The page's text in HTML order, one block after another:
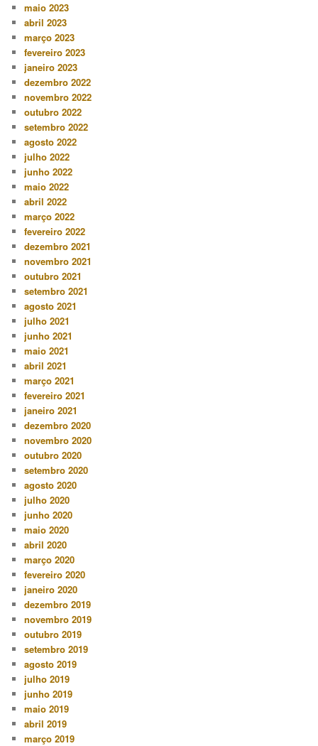
maio 2023
abril 2023
março 2023
fevereiro 2023
janeiro 2023
dezembro 2022
novembro 2022
outubro 2022
setembro 2022
agosto 2022
julho 2022
junho 2022
maio 2022
abril 2022
março 2022
fevereiro 2022
dezembro 2021
novembro 2021
outubro 2021
setembro 2021
agosto 2021
julho 2021
junho 2021
maio 2021
abril 2021
março 2021
fevereiro 2021
janeiro 2021
dezembro 2020
novembro 2020
outubro 2020
setembro 2020
agosto 2020
julho 2020
junho 2020
maio 2020
abril 2020
março 2020
fevereiro 2020
janeiro 2020
dezembro 2019
novembro 2019
outubro 2019
setembro 2019
agosto 2019
julho 2019
junho 2019
maio 2019
abril 2019
março 2019